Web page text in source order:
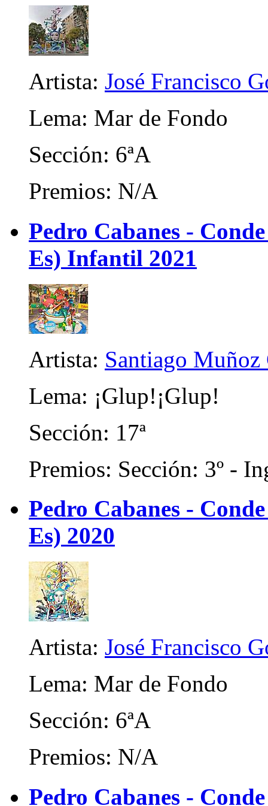
Artista: José Francisco
Lema: Mar de Fondo
Sección: 6ªA
Premios: N/A
Pedro Cabanes -
Es) Infantil 2021
Artista: Santiago
Lema: ¡Glup!¡Glup!
Sección: 17ª
Premios: Sección: 3º -
Pedro Cabanes -
Es) 2020
Artista: José Francisco
Lema: Mar de Fondo
Sección: 6ªA
Premios: N/A
Pedro Cabanes -